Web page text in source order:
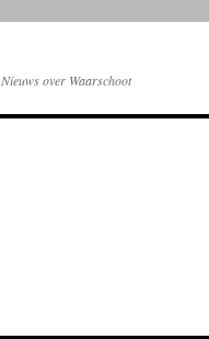
Nieuws over Waarschoot